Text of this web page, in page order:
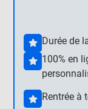
Durée de
100% en
Rentrée à